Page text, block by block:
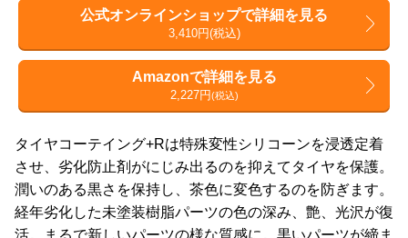
公式オンラインショップで詳細を見る
3,410円(税込)
Amazonで詳細を見る
2,227円(税込)
タイヤコーテイング+Rは特殊変性シリコーンを浸透定着
させ、劣化防止剤がにじみ出るのを抑えてタイヤを保護。
潤いのある黒さを保持し、茶色に変色するのを防ぎます。
経年劣化した未塗装樹脂パーツの色の深み、艶、光沢が復
活。まるで新しいパーツの様な質感に。黒いパーツが締ま